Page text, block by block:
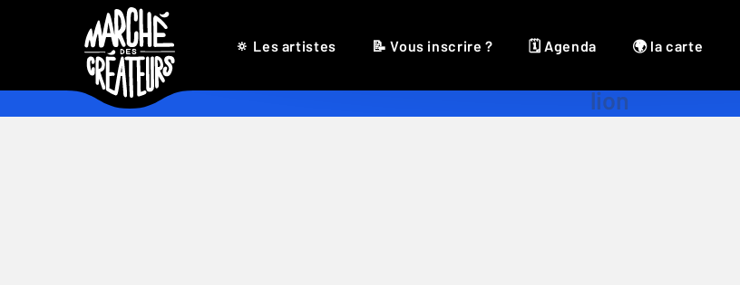
🔅 Les artistes 📝 Vous inscrire ? 🗓 Agenda 🌍 la carte
lion